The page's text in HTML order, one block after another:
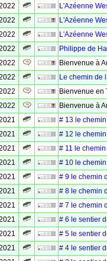
L'Azéenne
L'Azéenne
L'Azéenne
Philippe de
Bienvenue à
Le chemin de
Bienvenue en
Bienvenue à
# 13 le
# 12 le
# 11 le
# 10 le
# 9 le chemin
# 8 le chemin
# 7 le chemin
# 6 le sentier
# 5 le sentier
# 4 le sentier